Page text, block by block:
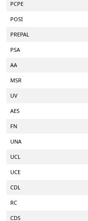
PCPE
POSI
PREPAL
PSA
AA
MSR
UV
AES
FN
UNA
UCL
UCE
CDL
RC
CDS